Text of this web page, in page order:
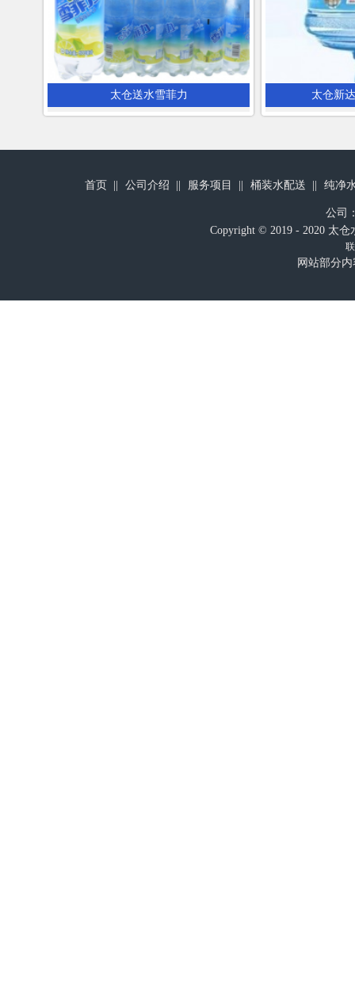
太仓送水雪菲力 太仓新
首页 公司介绍 服务项目 桶装水配送 纯净
公司
Copyright © 2019 - 2020 太
网站部分